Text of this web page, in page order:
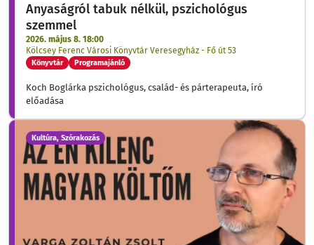
Anyaságról tabuk nélkül, pszichológus
szemmel
2026. május 8. 18:00
Kölcsey Ferenc Városi Könyvtár Veresegyház - Fő út 53
Könyvtár Programajánló
Koch Boglárka pszichológus, család- és párterapeuta, író
előadása
Kultúra, Szórakozás